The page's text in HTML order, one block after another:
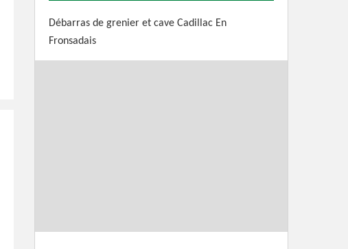
Débarras de grenier et cave Cadillac En
Fronsadais